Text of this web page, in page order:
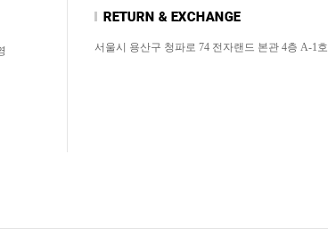
서울시 용산구 청파로 74 전자랜드 본관 4층 A-1호